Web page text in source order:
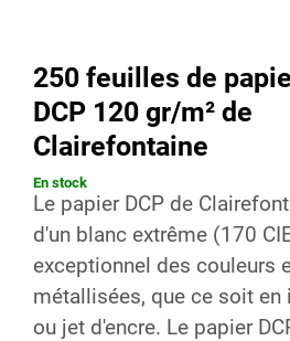
250 feuilles de
DCP 120 gr/m² de
Clairefontaine
En stock
Le papier DCP de
d'un blanc extrême (170
exceptionnel des couleurs
métallisées, que ce soit
ou jet d'encre. Le papier